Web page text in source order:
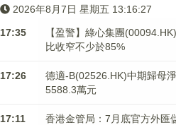
2026年8月7日 星期五 13:16:27
17:35
【盈警】綠心集團
比收窄不少於85%
17:26
德適-B(02526.HK)中期歸母
5588.3萬元
17:11
香港金管局：7月底官方外匯